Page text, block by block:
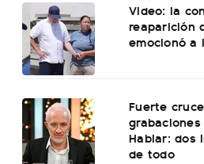
Video: la
reaparición
emocionó a
Fuerte
grabaciones
Hablar: dos
de todo